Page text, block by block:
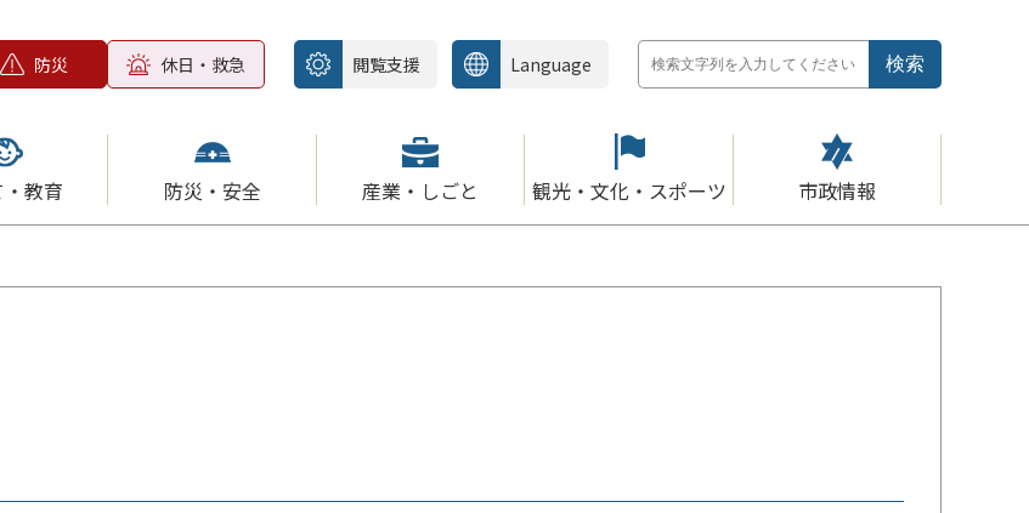
防災 休日・救急 閲覧支援 Language
教育 防災・安全 産業・しごと 観光・文化・スポーツ 市政情報